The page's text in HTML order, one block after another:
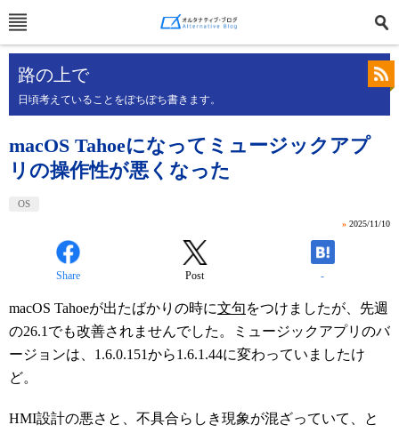
路の上で
日頃考えていることをぽちぽち書きます。
macOS Tahoeになってミュージックアプ
リの操作性が悪くなった
OS
» 2025/11/10
Share Post -
macOS Tahoeが出たばかりの時に文句をつけましたが、先週
の26.1でも改善されませんでした。ミュージックアプリのバ
ージョンは、1.6.0.151から1.6.1.44に変わっていましたけ
ど。
HMI設計の悪さと、不具合らしき現象が混ざっていて、と